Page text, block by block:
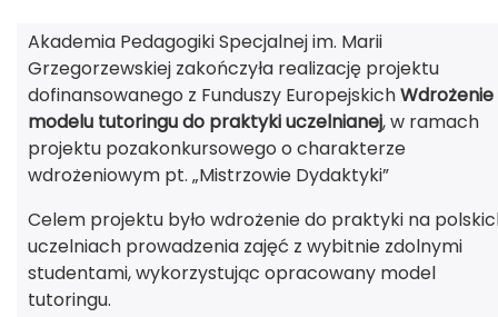
Akademia Pedagogiki Specjalnej im. Marii
Grzegorzewskiej zakończyła realizację projektu
dofinansowanego z Funduszy EuropejskichWdrożenie
modelu tutoringu do praktyki uczelnianej, w ramach
projektu pozakonkursowego o charakterze
wdrożeniowym pt. „Mistrzowie Dydaktyki”
Celem projektu było wdrożenie do praktyki na
uczelniach prowadzenia zajęć z wybitnie zdolnymi
studentami, wykorzystując opracowany model
tutoringu.